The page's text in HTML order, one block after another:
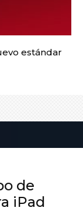
estándar
de
iPad